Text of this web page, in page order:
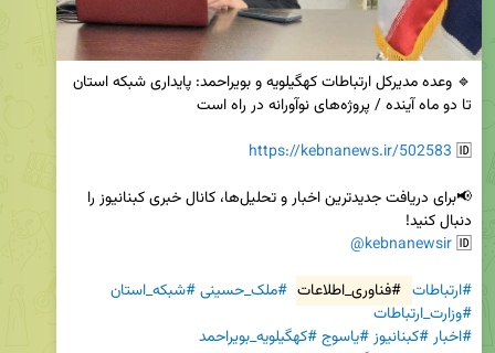
🆔
https://kebnanews.ir/502583
🆔
@kebnanewsir
#ارتباطات #فناوری_اطلاعات #ملک_حسینی#شبکه_استان
#وزارت_ارتباطات
#اخبار#کبنانیوز#یاسوج#کهگیلویه_بویراحمد